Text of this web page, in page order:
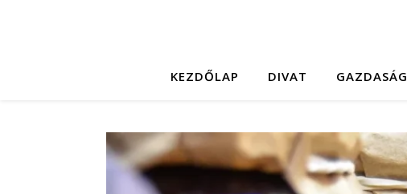
KEZDŐLAP DIVAT GAZDASÁG